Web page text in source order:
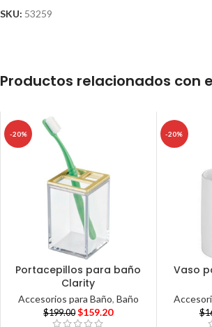
SKU: 53259
Productos relacionados con
-20%
Portacepillos para baño
Clarity
Accesorios para Baño, Baño
$199.00 $159.20
-20%
Vaso
$